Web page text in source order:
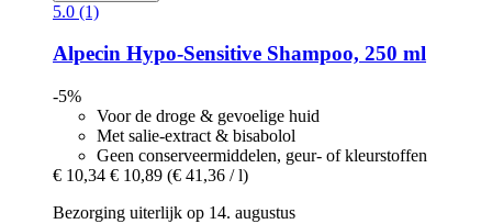
5.0 (1)
Alpecin Hypo-​Sensitive Shampoo, 250 ml
-5%
Voor de droge & gevoelige huid
Met salie-extract & bisabolol
Geen conserveermiddelen, geur- of kleurstoffen
€ 10,34 € 10,89 (€ 41,36 / l)
Bezorging uiterlijk op 14. augustus